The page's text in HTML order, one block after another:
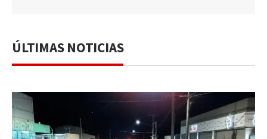
ÚLTIMAS NOTICIAS